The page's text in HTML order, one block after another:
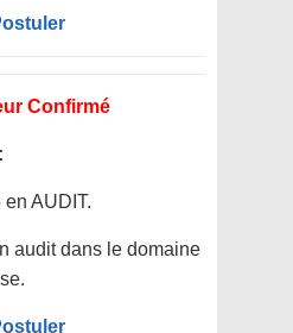
Confirmé
AUDIT.
audit dans le domaine